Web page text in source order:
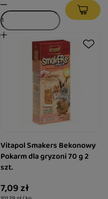
Vitapol Smakers Bekonowy
Pokarm dla gryzoni 70 g 2
szt.
7,09 zł